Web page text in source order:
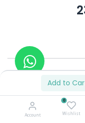
0
Wishlist
Account